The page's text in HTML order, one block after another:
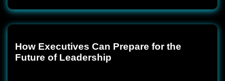
How Executives Can Prepare for the
Future of Leadership